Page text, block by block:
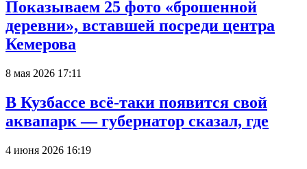
Показываем 25 фото «брошенной
деревни», вставшей посреди центра
Кемерова
8 мая 2026 17:11
В Кузбассе всё-таки появится свой
аквапарк — губернатор сказал, где
4 июня 2026 16:19